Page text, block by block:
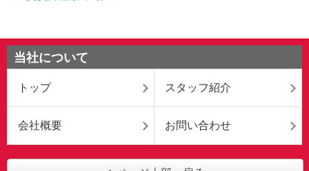
当社について
トップ スタッフ紹介
会社概要 お問い合わせ